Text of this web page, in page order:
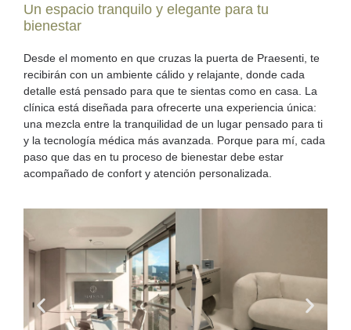
Un espacio tranquilo y elegante para tu
bienestar
Desde el momento en que cruzas la puerta de Praesenti, te
recibirán con un ambiente cálido y relajante , donde cada
detalle está pensado para que te sientas como en casa. La
clínica está diseñada para ofrecerte una experiencia única:
una mezcla entre la tranquilidad de un lugar pensado para ti
y la tecnología médica más avanzada. Porque para mí, cada
paso que das en tu proceso de bienestar debe estar
acompañado de confort y atención personalizada.